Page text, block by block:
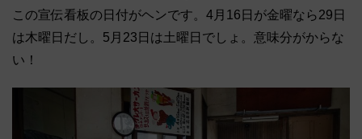
この宣伝看板の日付がヘンです。4月16日が金曜なら29日
は木曜日だし。5月23日は土曜日でしょ。意味分がからな
い！